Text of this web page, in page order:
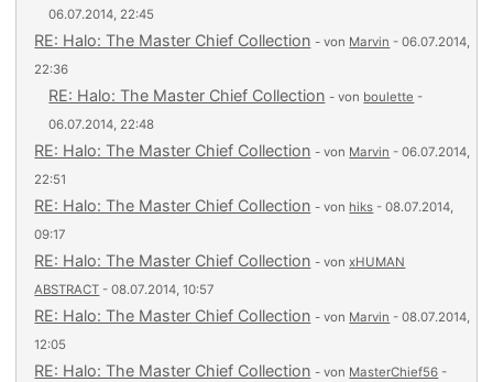
06.07.2014, 22:45
RE: Halo: The Master Chief Collection - von Marvin - 06.07.2014,
22:36
RE: Halo: The Master Chief Collection - von boulette -
06.07.2014, 22:48
RE: Halo: The Master Chief Collection - von Marvin - 06.07.2014,
22:51
RE: Halo: The Master Chief Collection - von hiks - 08.07.2014,
09:17
RE: Halo: The Master Chief Collection - vonxHUMAN
ABSTRACT - 08.07.2014, 10:57
RE: Halo: The Master Chief Collection - von Marvin - 08.07.2014,
12:05
RE: Halo: The Master Chief Collection - von MasterChief56 -